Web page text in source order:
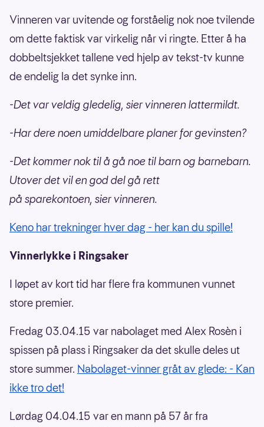
Vinneren var uvitende og forståelig nok noe tvilende
om dette faktisk var virkelig når vi ringte. Etter å ha
dobbeltsjekket tallene ved hjelp av tekst-tv kunne
de endelig la det synke inn.
-Det var veldig gledelig, sier vinneren lattermildt.
-Har dere noen umiddelbare planer for gevinsten?
-Det kommer nok til å gå noe til barn og barnebarn.
Utover det vil en god del gå rett
på sparekontoen, sier vinneren.
Keno har trekninger hver dag - her kan du spille!
Vinnerlykke i Ringsaker
I løpet av kort tid har flere fra kommunen vunnet
store premier.
Fredag 03.04.15 var nabolaget med Alex Rosèn i
spissen på plass i Ringsaker da det skulle deles ut
store summer. Nabolaget-vinner gråt av glede: - Kan
ikke tro det!
Lørdag 04.04.15 var en mann på 57 år fra